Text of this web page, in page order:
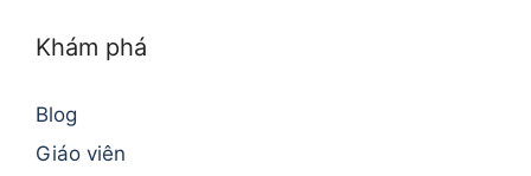
Khám phá
Blog
Giáo viên